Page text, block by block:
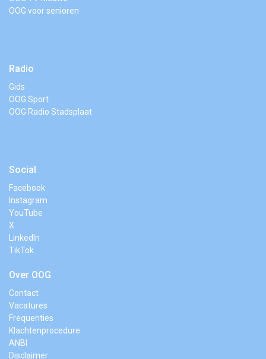
OOG voor senioren
Radio
Gids
OOG Sport
OOG Radio Stadsplaat
Social
Facebook
Instagram
YouTube
X
LinkedIn
TikTok
Over OOG
Contact
Vacatures
Frequenties
Klachtenprocedure
ANBI
Disclaimer